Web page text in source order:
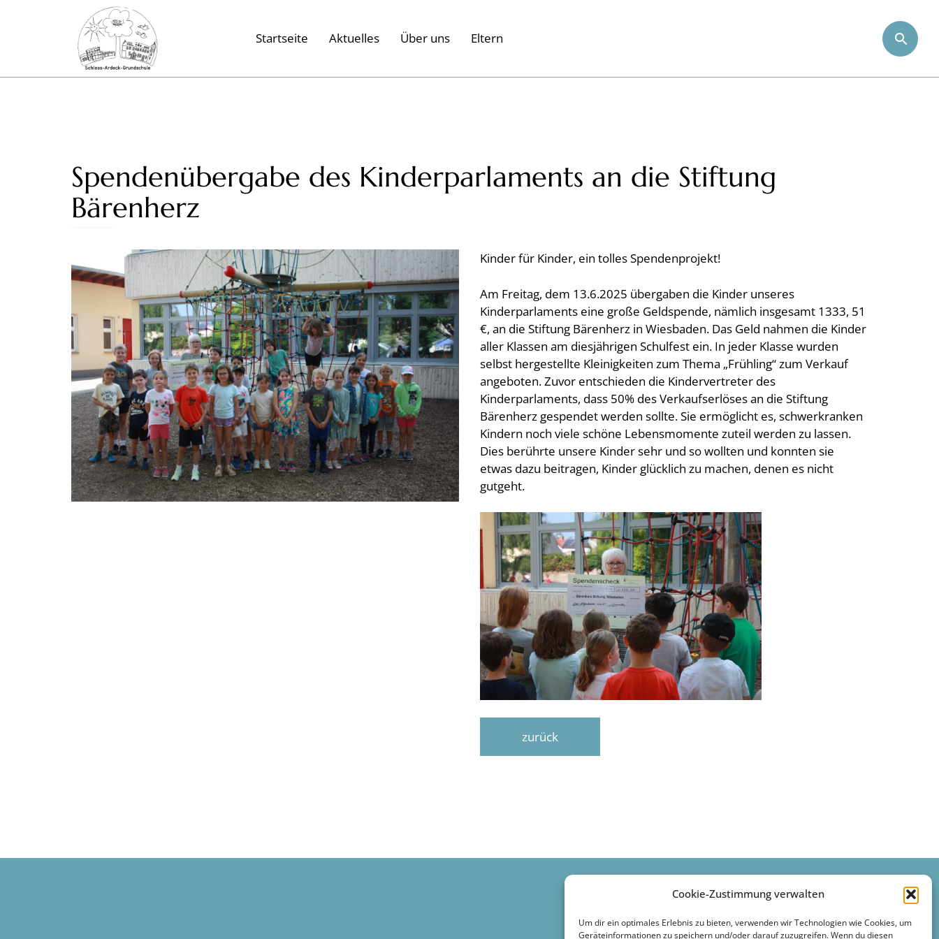
Cookie-Zustimmung verwalten
Um dir ein optimales Erlebnis zu bieten, verwenden wir Technologien wie Cookies, um
Geräteinformationen zu speichern und/oder darauf zuzugreifen. Wenn du diesen
Startseite Aktuelles Über uns Eltern
Spendenübergabe des Kinderparlaments an die Stiftung
Bärenherz
Kinder für Kinder, ein tolles Spendenprojekt!
Am Freitag, dem 13.6.2025 übergaben die Kinder unseres
Kinderparlaments eine große Geldspende, nämlich insgesamt 1333, 51
€, an die Stiftung Bärenherz in Wiesbaden. Das Geld nahmen die Kinder
aller Klassen am diesjährigen Schulfest ein. In jeder Klasse wurden
selbst hergestellte Kleinigkeiten zum Thema „Frühling“ zum Verkauf
angeboten. Zuvor entschieden die Kindervertreter des
Kinderparlaments, dass 50% des Verkaufserlöses an die Stiftung
Bärenherz gespendet werden sollte. Sie ermöglicht es, schwerkranken
Kindern noch viele schöne Lebensmomente zuteil werden zu lassen.
Dies berührte unsere Kinder sehr und so wollten und konnten sie
etwas dazu beitragen, Kinder glücklich zu machen, denen es nicht
gutgeht.
zurück